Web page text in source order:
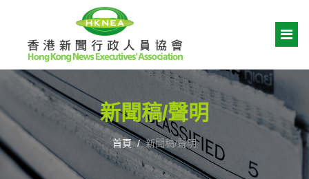
新聞稿/聲明
首頁 新聞稿/聲明